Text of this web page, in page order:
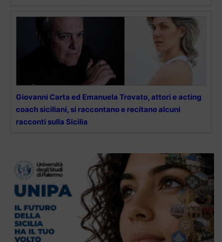
Giovanni Carta ed Emanuela Trovato, attori e acting
coach siciliani, si raccontano e recitano alcuni
racconti sulla Sicilia